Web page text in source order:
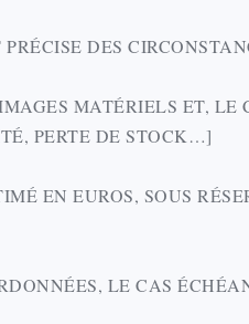
DES
MATÉRIELS ET, LE
PERTE DE STOCK…]
EN EUROS, SOUS
LE CAS